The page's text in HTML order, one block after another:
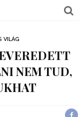
VILÁG
NEM TUD,